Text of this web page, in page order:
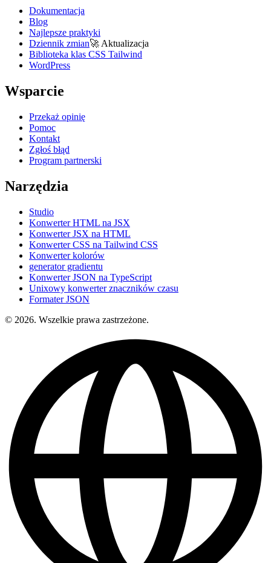
Dokumentacja
Blog
Najlepsze praktyki
Dziennik zmian🚀 Aktualizacja
Biblioteka klas CSS Tailwind
WordPress
Wsparcie
Przekaż opinię
Pomoc
Kontakt
Zgłoś błąd
Program partnerski
Narzędzia
Studio
Konwerter HTML na JSX
Konwerter JSX na HTML
Konwerter CSS na Tailwind CSS
Konwerter kolorów
generator gradientu
Konwerter JSON na TypeScript
Unixowy konwerter znaczników czasu
Formater JSON
© 2026. Wszelkie prawa zastrzeżone.